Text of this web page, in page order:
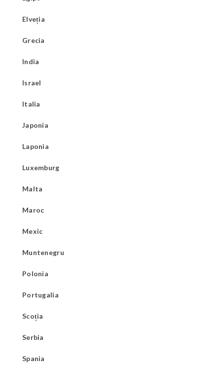
Elveția
Grecia
India
Israel
Italia
Japonia
Laponia
Luxemburg
Malta
Maroc
Mexic
Muntenegru
Polonia
Portugalia
Scoția
Serbia
Spania